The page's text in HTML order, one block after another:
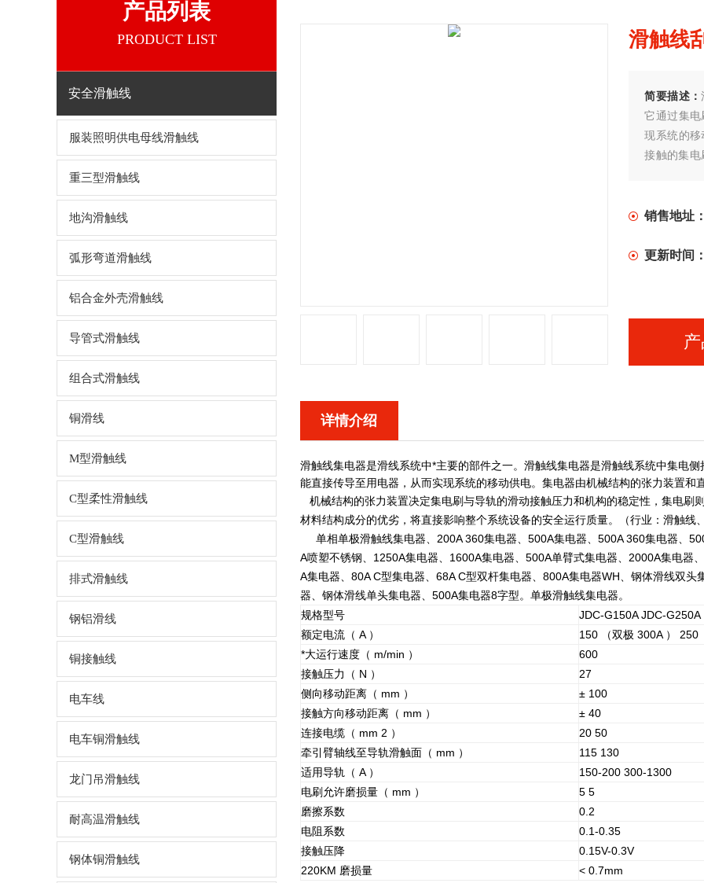
产品列表
PRODUCT LIST
安全滑触线
服装照明供电母线滑触线
重三型滑触线
地沟滑触线
弧形弯道滑触线
铝合金外壳滑触线
导管式滑触线
组合式滑触线
铜滑线
M型滑触线
C型柔性滑触线
C型滑触线
排式滑触线
钢铝滑线
铜接触线
电车线
电车铜滑触线
龙门吊滑触线
耐高温滑触线
钢体铜滑触线
滑触线
简要描述：
它通过集
现系统的
接触的集电
销售地址：
更新时间：
详情介绍
滑触线集电器是滑线系统中*主要的部件之一。滑触线集电器是滑触线系统中集电
能直接传导至用电器，从而实现系统的移动供电。集电器由机械结构的张力装置和
机械结构的张力装置决定集电刷与导轨的滑动接触压力和机构的稳定性，集电刷
材料结构成分的优劣，将直接影响整个系统设备的安全运行质量。（行业：滑触线
单相单极滑触线集电器、200A 360集电器、500A集电器、500A 360集电器、
A喷塑不锈钢、1250A集电器、1600A集电器、500A单臂式集电器、2000A集电器
A集电器、80A C型集电器、68A C型双杆集电器、800A集电器WH、钢体滑线双头
器、钢体滑线单头集电器、500A集电器8字型。单极滑触线集电器。
规格型号
JDC-G150A JDC-G250A
额定电流（ A ）
150 （双极 300A ） 250
*大运行速度（ m/min ）
600
接触压力（ N ）
27
侧向移动距离（ mm ）
± 100
接触方向移动距离（ mm ）
± 40
连接电缆（ mm 2 ）
20 50
牵引臂轴线至导轨滑触面（ mm ）
115 130
适用导轨（ A ）
150-200 300-1300
电刷允许磨损量（ mm ）
5 5
磨擦系数
0.2
电阻系数
0.1-0.35
接触压降
0.15V-0.3V
220KM 磨损量
< 0.7mm